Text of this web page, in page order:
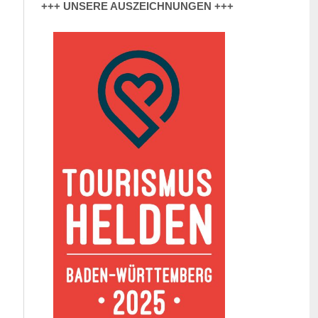
+++ UNSERE AUSZEICHNUNGEN +++